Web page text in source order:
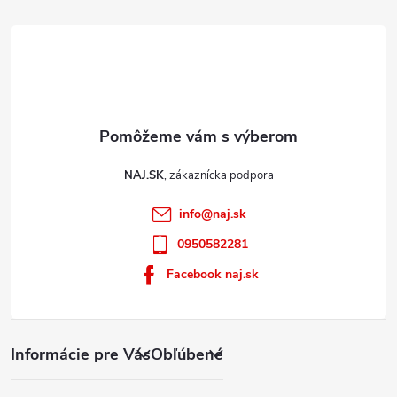
Informácie pre VásObľúbené
NAJ.SK
info@naj.sk
0950582281
Facebook naj.sk